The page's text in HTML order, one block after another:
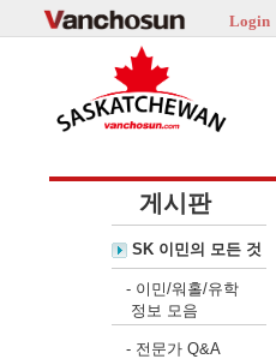
Login
게시판
SK 이민의 모든 것
- 이민/워홀/유학
정보 모음
- 전문가 Q&A